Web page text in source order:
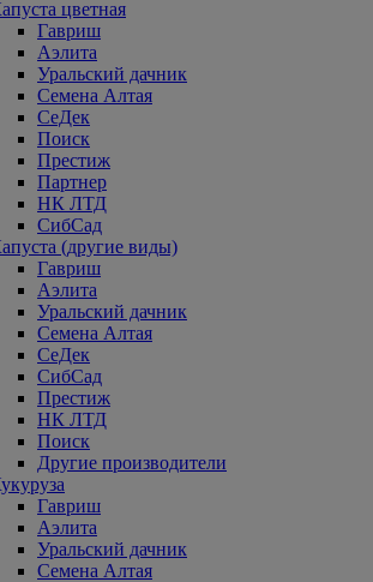
цветная
Гавриш
Аэлита
Уральский дачник
Семена Алтая
СеДек
Поиск
Престиж
Партнер
НК ЛТД
СибСад
(другие виды)
Гавриш
Аэлита
Уральский дачник
Семена Алтая
СеДек
СибСад
Престиж
НК ЛТД
Поиск
Другие производители
Гавриш
Аэлита
Уральский дачник
Семена Алтая